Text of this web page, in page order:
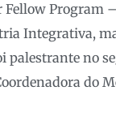
Program
Integrativa,
no
do